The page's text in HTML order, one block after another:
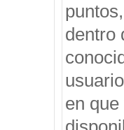
dentro
en